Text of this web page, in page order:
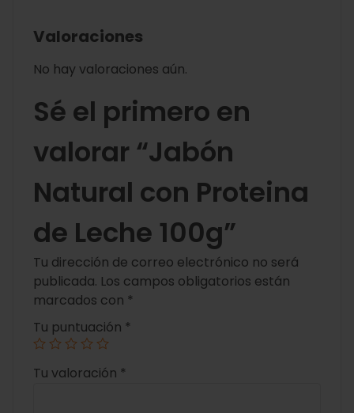
Valoraciones
No hay valoraciones aún.
Sé el primero en
valorar “Jabón
Natural con Proteina
de Leche 100g”
Tu dirección de correo electrónico no será
publicada. Los campos obligatorios están
marcados con *
Tu puntuación *
Tu valoración *